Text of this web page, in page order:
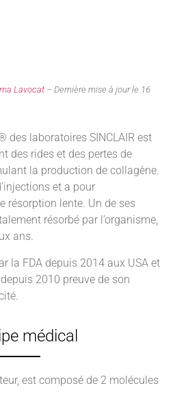
Lavocat– Dernière mise à jour le 16
des laboratoires SINCLAIR est
des rides et des pertes de
la production de collagène.
et a pour
résorption lente. Un de ses
résorbé par l’organisme,
ans.
la FDA depuis 2014 aux USA et
2010 preuve de son
médical
est composé de 2 molécules